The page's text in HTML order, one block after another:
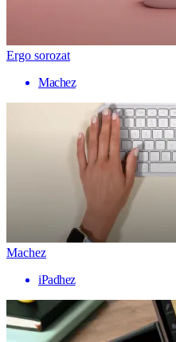
Ergo sorozat
Machez
Machez
iPadhez